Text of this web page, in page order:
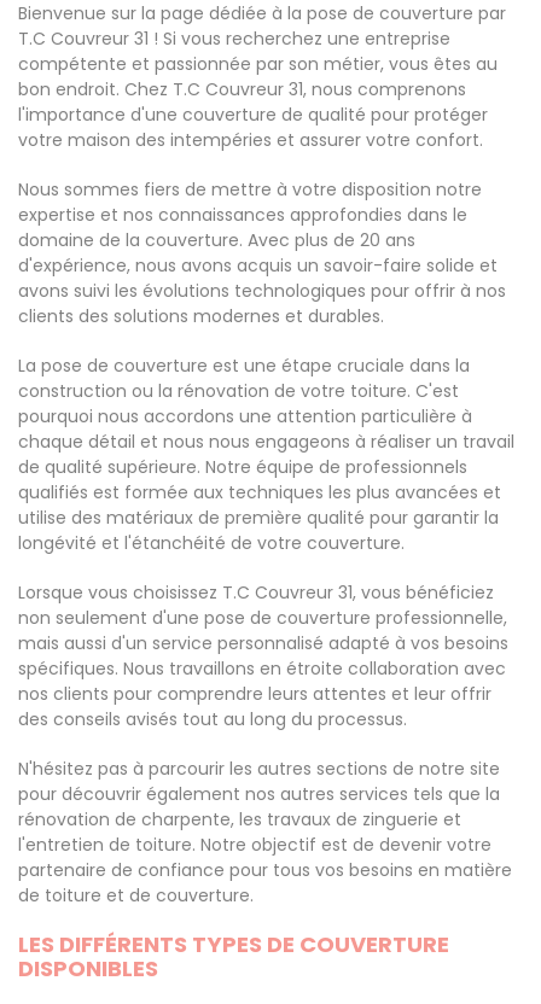
Bienvenue sur la page dédiée à la pose de couverture par
T.C Couvreur 31 ! Si vous recherchez une entreprise
compétente et passionnée par son métier, vous êtes au
bon endroit. Chez T.C Couvreur 31, nous comprenons
l'importance d'une couverture de qualité pour protéger
votre maison des intempéries et assurer votre confort.
Nous sommes fiers de mettre à votre disposition notre
expertise et nos connaissances approfondies dans le
domaine de la couverture. Avec plus de 20 ans
d'expérience, nous avons acquis un savoir-faire solide et
avons suivi les évolutions technologiques pour offrir à nos
clients des solutions modernes et durables.
La pose de couverture est une étape cruciale dans la
construction ou la rénovation de votre toiture. C'est
pourquoi nous accordons une attention particulière à
chaque détail et nous nous engageons à réaliser un travail
de qualité supérieure. Notre équipe de professionnels
qualifiés est formée aux techniques les plus avancées et
utilise des matériaux de première qualité pour garantir la
longévité et l'étanchéité de votre couverture.
Lorsque vous choisissez T.C Couvreur 31, vous bénéficiez
non seulement d'une pose de couverture professionnelle,
mais aussi d'un service personnalisé adapté à vos besoins
spécifiques. Nous travaillons en étroite collaboration avec
nos clients pour comprendre leurs attentes et leur offrir
des conseils avisés tout au long du processus.
N'hésitez pas à parcourir les autres sections de notre site
pour découvrir également nos autres services tels que la
rénovation de charpente, les travaux de zinguerie et
l'entretien de toiture. Notre objectif est de devenir votre
partenaire de confiance pour tous vos besoins en matière
de toiture et de couverture.
LES DIFFÉRENTS TYPES DE COUVERTURE
DISPONIBLES